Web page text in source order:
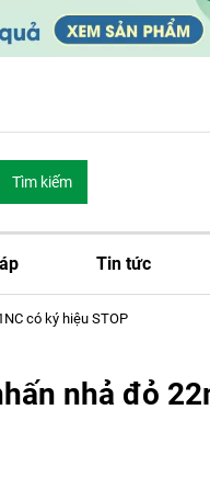
Tìm kiếm
Tin tức
có ký hiệu STOP
nhả đỏ